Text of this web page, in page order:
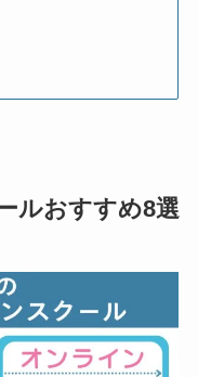
ルおすすめ8選